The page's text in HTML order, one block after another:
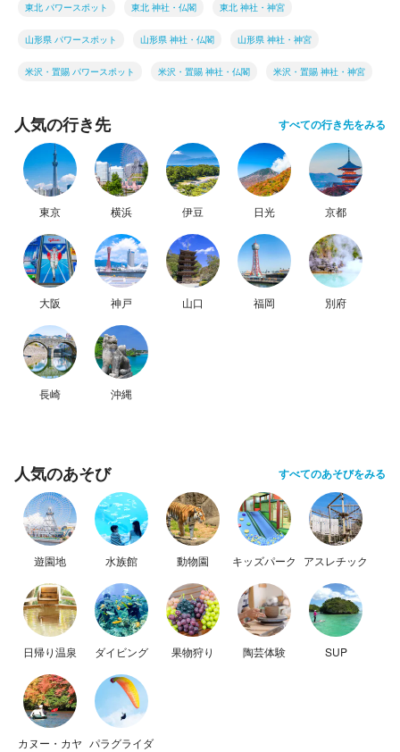
東北 パワースポット 東北 神社・仏閣 東北 神社・神宮
山形県 パワースポット 山形県 神社・仏閣 山形県 神社・神宮
米沢・置賜 パワースポット 米沢・置賜 神社・仏閣 米沢・置賜 神社・神宮
人気の行き先 すべての行き先をみる
東京 横浜 伊豆 日光 京都
大阪 神戸 山口 福岡 別府
長崎 沖縄
人気のあそび すべてのあそびをみる
遊園地 水族館 動物園 キッズパーク アスレチック
日帰り温泉 ダイビング 果物狩り 陶芸体験 SUP
カヌー・カヤ パラグライダ